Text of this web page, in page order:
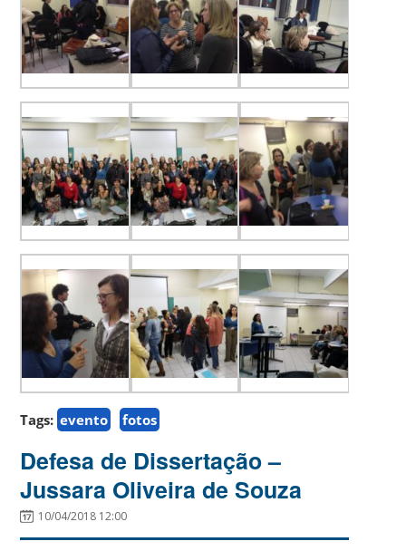
Tags: evento fotos
Defesa de Dissertação –
Jussara Oliveira de Souza
10/04/2018 12:00